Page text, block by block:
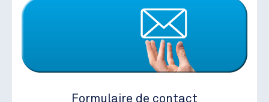
Formulaire de contact